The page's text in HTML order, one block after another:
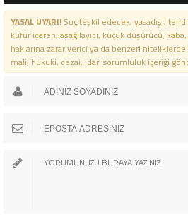
YASAL UYARI!Suç teşkil edecek, yasadışı,
küfür içeren, aşağılayıcı, küçük düşürücü,
haklarına zarar verici ya da benzeri
mali, hukuki, cezai, idari sorumluluk içeriği